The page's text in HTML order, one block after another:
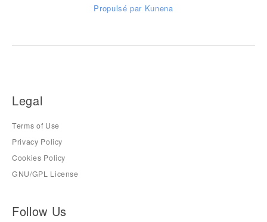
Propulsé par Kunena
Legal
Terms of Use
Privacy Policy
Cookies Policy
GNU/GPL License
Follow Us